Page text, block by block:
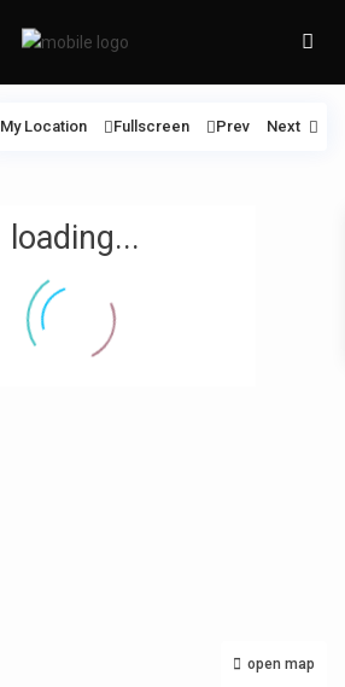
loading...
open map
My Location Fullscreen Prev Next